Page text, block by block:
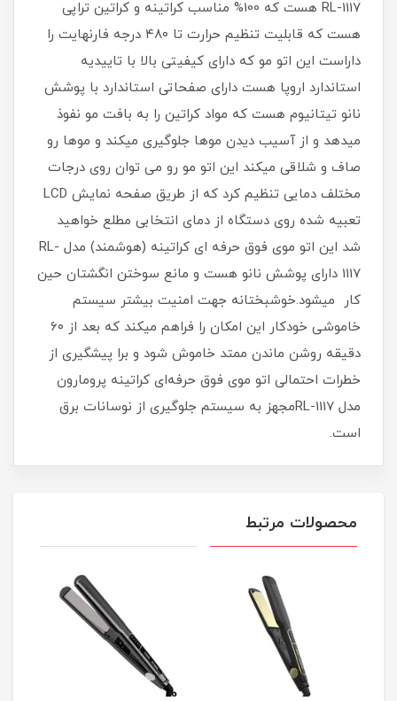
RL-1117 هست که 100% مناسب کراتینه و کراتین تراپی
هست که قابلیت تنظیم حرارت تا ۴۸۰ درجه فارنهایت را
داراست این اتو مو که دارای کیفیتی بالا با تاییدیه
استاندارد اروپا هست دارای صفحاتی استاندارد با پوشش
نانو تیتانیوم هست که مواد کراتین را به بافت مو نفوذ
میدهد و از آسیب دیدن موها جلوگیری میکند و موها رو
صاف و شلاقی میکند این اتو مو رو می توان روی درجات
مختلف دمایی تنظیم کرد که از طریق صفحه نمایش LCD
تعبیه شده روی دستگاه از دمای انتخابی مطلع خواهید
شد این اتو موی فوق حرفه ای کراتینه (هوشمند) مدل RL-
1117 دارای پوشش نانو هست و مانع سوختن انگشتان حین
کار میشود.خوشبختانه جهت امنیت بیشتر سیستم
خاموشی خودکار این امکان را فراهم میکند که بعد از ۶۰
دقیقه روشن ماندن ممتد خاموش شود و برا پیشگیری از
خطرات احتمالی اتو موی فوق حرفه‌ای کراتینه پرومارون
مدل RL-1117مجهز به سیستم جلوگیری از نوسانات برق
است.
محصولات مرتبط